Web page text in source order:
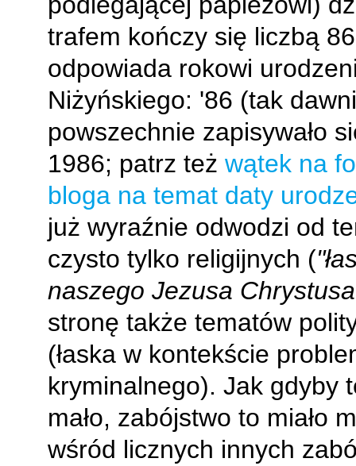
trafem kończy się liczbą
odpowiada rokowi
Niżyńskiego: '86 (tak
powszechnie zapisywało
1986; patrz też wątek na
bloga na temat daty
już wyraźnie odwodzi od
czysto tylko religijnych (
naszego Jezusa
stronę także tematów
(łaska w kontekście
kryminalnego). Jak gdyby
mało, zabójstwo to miało
wśród licznych innych